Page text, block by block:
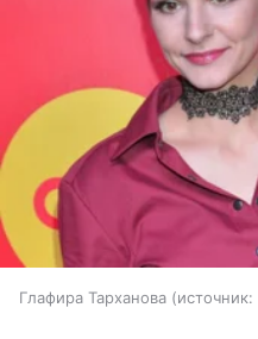
Глафира Тарханова источник: